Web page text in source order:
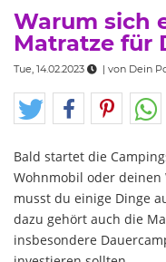
Warum sich
Matratze für
Tue, 14.02.2023 | von Dein
Bald startet die
Wohnmobil oder deinen
musst du einige Dinge
dazu gehört auch die
insbesondere